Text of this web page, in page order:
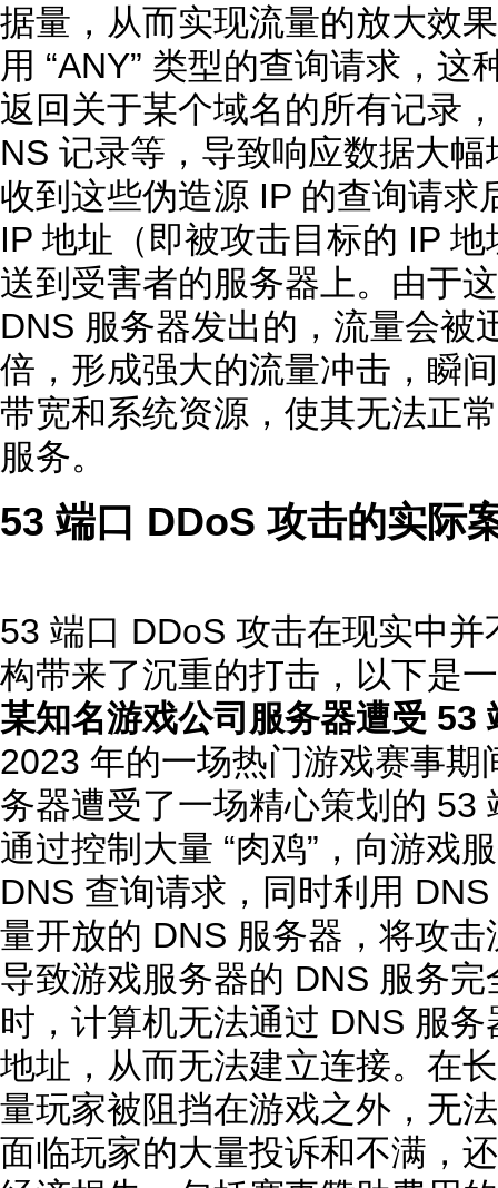
据量，从而实现流量的放大效
用 “ANY” 类型的查询请求，
返回关于某个域名的所有记录
NS 记录等，导致响应数据大
收到这些伪造源 IP 的查询请求
IP 地址（即被攻击目标的 IP
送到受害者的服务器上。由于
DNS 服务器发出的，流量会被
倍，形成强大的流量冲击，瞬
带宽和系统资源，使其无法正
服务。
53 端口 DDoS 攻击的实际
53 端口 DDoS 攻击在现实中
构带来了沉重的打击，以下是
某知名游戏公司服务器遭受 53
2023 年的一场热门游戏赛事
务器遭受了一场精心策划的 53
通过控制大量 “肉鸡”，向游戏
DNS 查询请求，同时利用
量开放的 DNS 服务器，将攻
导致游戏服务器的 DNS 服务
时，计算机无法通过 DNS 服
地址，从而无法建立连接。在
量玩家被阻挡在游戏之外，无
面临玩家的大量投诉和不满，